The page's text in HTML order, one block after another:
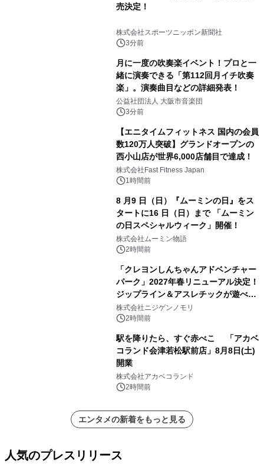
売決定！
株式会社スポーツニッポン新聞社
3分前
月に一度の吹奏楽イベント！プロと一
緒に演奏できる「第112回月イチ吹奏
楽」。演奏曲目などの詳細発表！
公益社団法人 大阪市音楽団
3分前
【エニタイムフィットネス 国内の会員
数120万人突破】グランドオープンの
西小山店が世界6,000店舗目で達成！
株式会社Fast Fitness Japan
1時間前
8 月9 日（日）『ムーミンの日』をス
タートに16 日（日）まで 「ムーミン
の日スペシャルウィーク」開催！
株式会社ムーミン物語
2時間前
「クレヨンしんちゃんアドベンチャー
パーク」2027年春リニューアル決定！
ジップライン＆アスレチックが遊べる
のは今年が最後！ 「ラスト！ドキがム
ネムネ～大作戦！」始動
株式会社ニジゲンノモリ
2時間前
駅を降りたら、すぐ赤べこ 「アカベ
コランド会津若松駅前店」8月8日(土)
開業
株式会社アカベコランド
2時間前
エンタメの新着をもっと見る
人気のプレスリリース